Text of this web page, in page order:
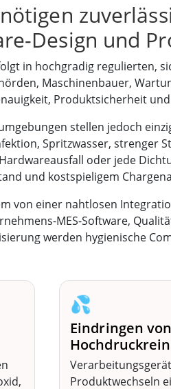
Design und
in hochgradig regulierten,
Maschinenbauer,
Produktsicherheit
stellen jedoch
Spritzwasser, strenger
oder jede
und kostspieligem
von einer nahtlosen
MES-Software,
werden hygienische
💦
Eindringen
Produktwechseln